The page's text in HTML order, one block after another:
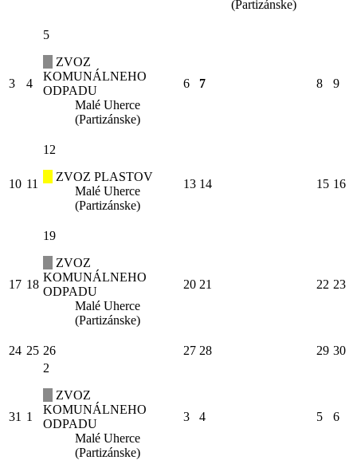
(Partizánske)
3 4
5
ZVOZ
KOMUNÁLNEHO
ODPADU
Malé Uherce
(Partizánske)
6 7 8 9
10 11
12
ZVOZ PLASTOV
Malé Uherce
(Partizánske)
13 14 15 16
17 18
19
ZVOZ
KOMUNÁLNEHO
ODPADU
Malé Uherce
(Partizánske)
20 21 22 23
24 25 26 27 28 29 30
31 1
2
ZVOZ
KOMUNÁLNEHO
ODPADU
Malé Uherce
(Partizánske)
3 4 5 6